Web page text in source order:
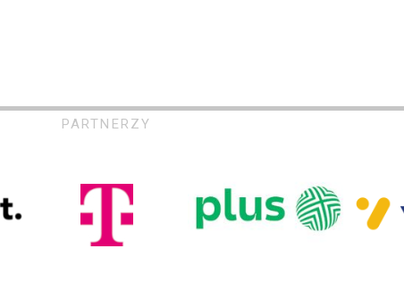
PARTNERZY